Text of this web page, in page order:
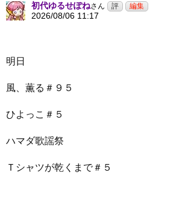
初代ゆるせぽねさん
2026/08/06 11:17
明日
風、薫る＃９５
ひよっこ＃５
ハマダ歌謡祭
Ｔシャツが乾くまで＃５